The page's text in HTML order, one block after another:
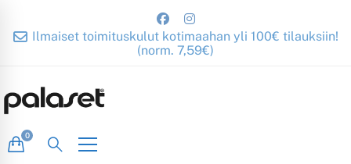
Ilmaiset toimituskulut kotimaahan yli 100€ tilauksiin!
(norm. 7,59€)